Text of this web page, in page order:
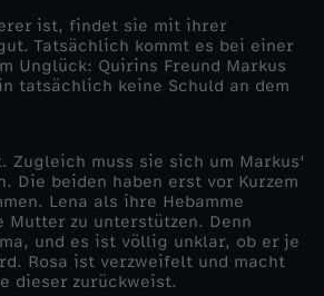
ist, findet sie mit ihrer
Tatsächlich kommt es bei einer
Unglück: Quirins Freund Markus
tatsächlich keine Schuld an dem
Zugleich muss sie sich um Markus'
Die beiden haben erst vor Kurzem
Lena als ihre Hebamme
Mutter zu unterstützen. Denn
und es ist völlig unklar, ob er je
Rosa ist verzweifelt und macht
dieser zurückweist.